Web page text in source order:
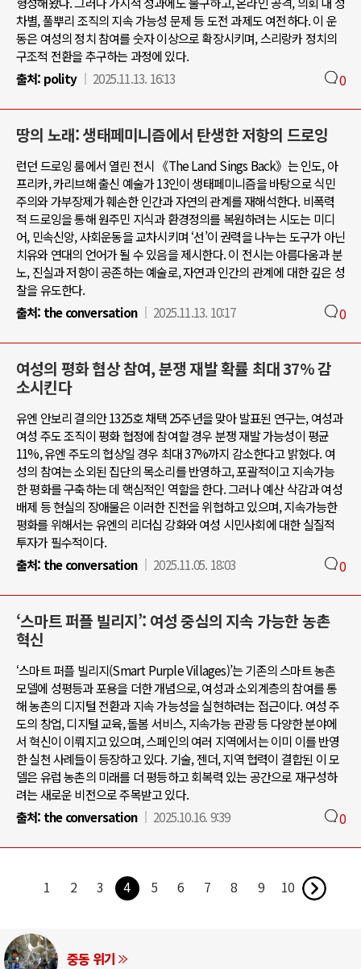
차별, 풀뿌리 조직의 지속 가능성 문제 등 도전 과제도 여전하다. 이 운
동은 여성의 정치 참여를 숫자 이상으로 확장시키며, 스리랑카 정치의
구조적 전환을 추구하는 과정에 있다.
출처: polity 2025.11.13. 16:13 0
땅의 노래: 생태페미니즘에서 탄생한 저항의 드로잉
런던 드로잉 룸에서 열린 전시 《The Land Sings Back》는 인도, 아
프리카, 카리브해 출신 예술가 13인이 생태페미니즘을 바탕으로 식민
주의와 가부장제가 훼손한 인간과 자연의 관계를 재해석한다. 비폭력
적 드로잉을 통해 원주민 지식과 환경정의를 복원하려는 시도는 미디
어, 민속신앙, 사회운동을 교차시키며 ‘선’이 권력을 나누는 도구가 아닌
치유와 연대의 언어가 될 수 있음을 제시한다. 이 전시는 아름다움과 분
노, 진실과 저항이 공존하는 예술로, 자연과 인간의 관계에 대한 깊은 성
찰을 유도한다.
출처: the conversation 2025.11.13. 10:17 0
여성의 평화 협상 참여, 분쟁 재발 확률 최대 37% 감
소시킨다
유엔 안보리 결의안 1325호 채택 25주년을 맞아 발표된 연구는, 여성과
여성 주도 조직이 평화 협정에 참여할 경우 분쟁 재발 가능성이 평균
11%, 유엔 주도의 협상일 경우 최대 37%까지 감소한다고 밝혔다. 여
성의 참여는 소외된 집단의 목소리를 반영하고, 포괄적이고 지속가능
한 평화를 구축하는 데 핵심적인 역할을 한다. 그러나 예산 삭감과 여성
배제 등 현실의 장애물은 이러한 진전을 위협하고 있으며, 지속가능한
평화를 위해서는 유엔의 리더십 강화와 여성 시민사회에 대한 실질적
투자가 필수적이다.
출처: the conversation 2025.11.05. 18:03 0
‘스마트 퍼플 빌리지’: 여성 중심의 지속 가능한 농촌
혁신
‘스마트 퍼플 빌리지(Smart Purple Villages)’는 기존의 스마트 농촌
모델에 성평등과 포용을 더한 개념으로, 여성과 소외계층의 참여를 통
해 농촌의 디지털 전환과 지속 가능성을 실현하려는 접근이다. 여성 주
도의 창업, 디지털 교육, 돌봄 서비스, 지속가능 관광 등 다양한 분야에
서 혁신이 이뤄지고 있으며, 스페인의 여러 지역에서는 이미 이를 반영
한 실천 사례들이 등장하고 있다. 기술, 젠더, 지역 협력이 결합된 이 모
델은 유럽 농촌의 미래를 더 평등하고 회복력 있는 공간으로 재구성하
려는 새로운 비전으로 주목받고 있다.
출처: the conversation 2025.10.16. 9:39 0
1 2 3 4 5 6 7 8 9 10
중동 위기